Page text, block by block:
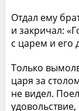
Отдал ему
и закричал:
с царем и его
Только
царя за
не видел.